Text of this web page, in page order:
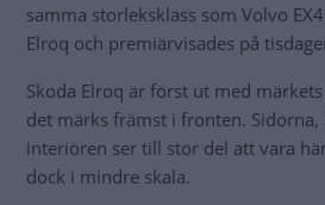
samma storleksklass som Volvo
Elroq och premiärvisades på
Skoda Elroq är först ut med
det märks främst i fronten. Sidorna,
interiören ser till stor del att vara
dock i mindre skala.